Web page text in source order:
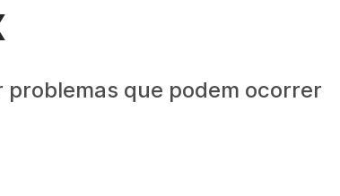
que podem ocorrer